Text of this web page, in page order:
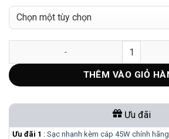
iPhone 15 Plus 256GB - ZIN NGUYÊN
THÊM VÀO GIỎ
Ưu đãi
Ưu đãi 1 : Sạc nhanh kèm cáp 45W chính